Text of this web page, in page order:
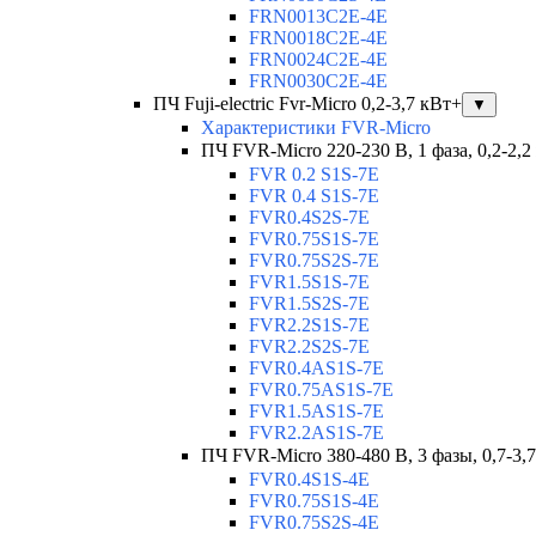
FRN0013C2E-4E
FRN0018C2E-4E
FRN0024C2E-4E
FRN0030C2E-4E
ПЧ Fuji-electric Fvr-Micro 0,2-3,7 кВт+
▼
Характеристики FVR-Micro
ПЧ FVR-Micro 220-230 В, 1 фаза, 0,2-2,2
FVR 0.2 S1S-7E
FVR 0.4 S1S-7E
FVR0.4S2S-7E
FVR0.75S1S-7E
FVR0.75S2S-7E
FVR1.5S1S-7E
FVR1.5S2S-7E
FVR2.2S1S-7E
FVR2.2S2S-7E
FVR0.4AS1S-7E
FVR0.75AS1S-7E
FVR1.5AS1S-7E
FVR2.2AS1S-7E
ПЧ FVR-Micro 380-480 В, 3 фазы, 0,7-
FVR0.4S1S-4E
FVR0.75S1S-4E
FVR0.75S2S-4E